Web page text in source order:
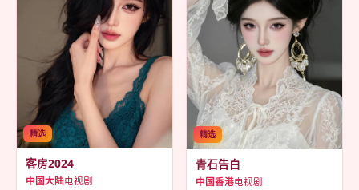
精选
客房2024
中国大陆电视剧
精选
青石告白
中国香港电视剧